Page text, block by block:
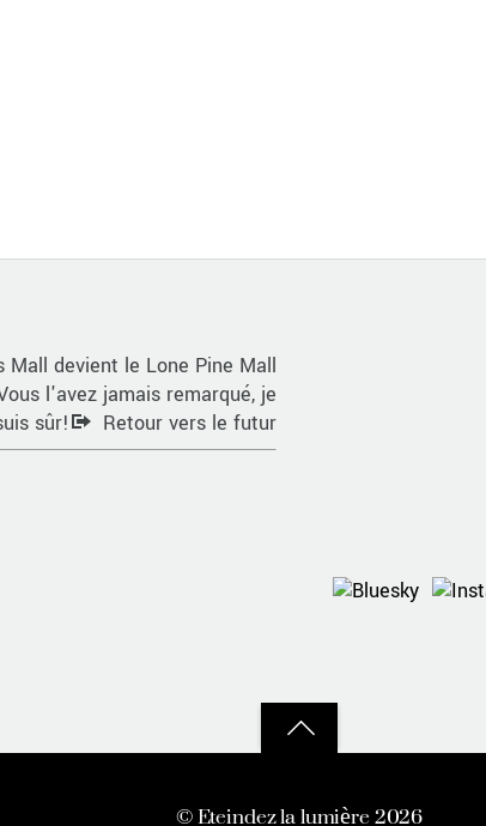
devient le Lone Pine Mall
l'avez jamais remarqué, je
sûr!
Retour vers le futur
Back
©Eteindez la lumière2026